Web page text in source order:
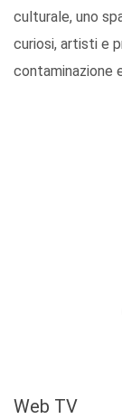
culturale, uno
curiosi, artisti e
contaminazione
Web TV